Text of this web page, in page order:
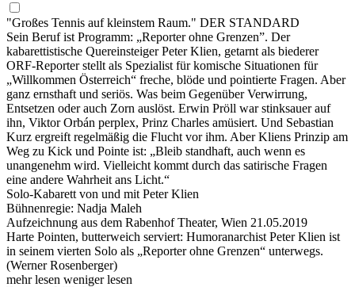
"Großes Tennis auf kleinstem Raum." DER STANDARD
Sein Beruf ist Programm: „Reporter ohne Grenzen”. Der
kabarettistische Quereinsteiger Peter Klien, getarnt als biederer
ORF-Reporter stellt als Spezialist für komische Situationen für
„Willkommen Österreich“ freche, blöde und pointierte Fragen. Aber
ganz ernsthaft und seriös. Was beim Gegenüber Verwirrung,
Entsetzen oder auch Zorn auslöst. Erwin Pröll war stinksauer auf
ihn, Viktor Orbán perplex, Prinz Charles amüsiert. Und Sebastian
Kurz ergreift regelmäßig die Flucht vor ihm. Aber Kliens Prinzip am
Weg zu Kick und Pointe ist: „Bleib standhaft, auch wenn es
unangenehm wird. Vielleicht kommt durch das satirische Fragen
eine andere Wahrheit ans Licht.“
Solo-Kabarett von und mit Peter Klien
Bühnenregie: Nadja Maleh
Aufzeichnung aus dem Rabenhof Theater, Wien 21.05.2019
Harte Pointen, butterweich serviert: Humoranarchist Peter Klien ist
in seinem vierten Solo als „Reporter ohne Grenzen“ unterwegs.
(Werner Rosenberger)
mehr lesen weniger lesen